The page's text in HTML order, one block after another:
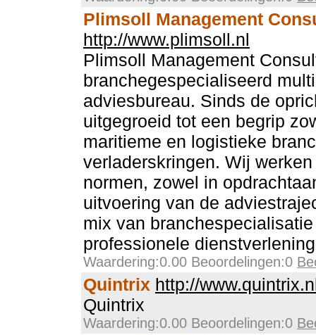
Plimsoll Management
http://www.plimsoll.nl
Plimsoll Management
branchegespecialiseerd
adviesbureau. Sinds de
uitgegroeid tot een begrip
maritieme en logistieke
verladerskringen. Wij
normen, zowel in
uitvoering van de
mix van
professionele
Waardering:0.00 Beoordelingen:0
Quintrix http://
Quintrix
Waardering:0.00 Beoordelingen:0